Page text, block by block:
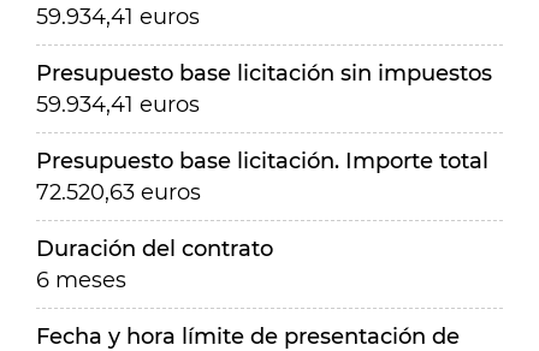
59.934,41 euros
Presupuesto base licitación sin impuestos
59.934,41 euros
Presupuesto base licitación. Importe total
72.520,63 euros
Duración del contrato
6 meses
Fecha y hora límite de presentación de